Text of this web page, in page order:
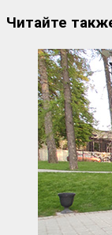
Читайте